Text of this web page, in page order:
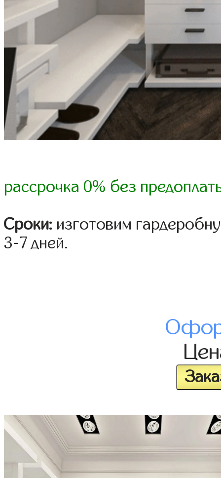
рассрочка 0% без
Сроки: изготовим
3-7 дней.